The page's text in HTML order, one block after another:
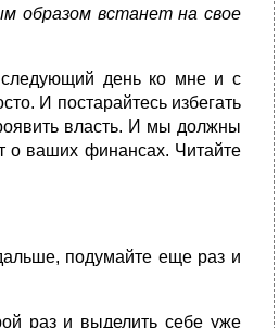
образом встанет на свое
следующий день ко мне и с
И постарайтесь избегать
власть. И мы должны
о ваших финансах. Читайте
подумайте еще раз и
раз и выделить себе уже